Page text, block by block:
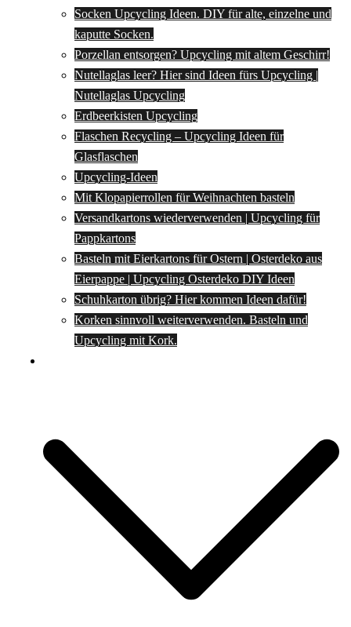
Socken Upcycling Ideen. DIY für alte, einzelne und
kaputte Socken.
Porzellan entsorgen? Upcycling mit altem Geschirr!
Nutellaglas leer? Hier sind Ideen fürs Upcycling |
Nutellaglas Upcycling
Erdbeerkisten Upcycling
Flaschen Recycling – Upcycling Ideen für
Glasflaschen
Upcycling-Ideen
Mit Klopapierrollen für Weihnachten basteln
Versandkartons wiederverwenden | Upcycling für
Pappkartons
Basteln mit Eierkartons für Ostern | Osterdeko aus
Eierpappe | Upcycling Osterdeko DIY Ideen
Schuhkarton übrig? Hier kommen Ideen dafür!
Korken sinnvoll weiterverwenden. Basteln und
Upcycling mit Kork.